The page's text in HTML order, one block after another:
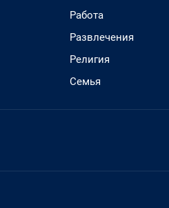
Работа
Развлечения
Религия
Семья